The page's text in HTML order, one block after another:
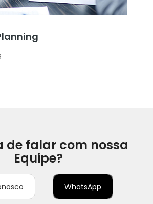
de falar com nossa
Equipe?
WhatsApp